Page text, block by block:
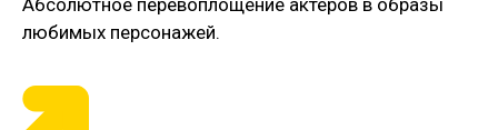
Абсолютное перевоплощение актёров в образы
любимых персонажей.